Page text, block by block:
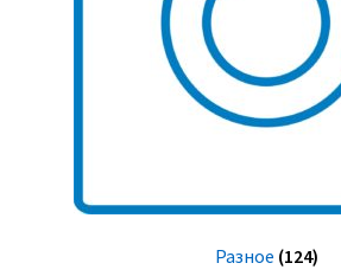
Разное (124)